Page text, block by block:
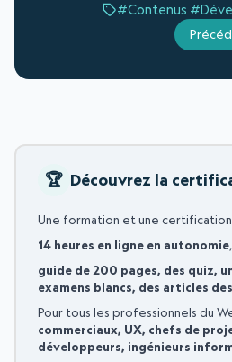
#Contenus
Découvrez la
Une formation et une certification
14 heures en ligne en autonomie
guide de 200 pages, des quiz,
examens blancs, des articles
Pour tous les professionnels du
commerciaux, UX, chefs de
développeurs, ingénieurs